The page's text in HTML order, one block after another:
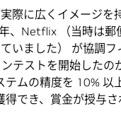
際に広くイメージを
、Netflix （当時は郵
いました） が協調
テストを開始したの
ムの精度を 10% 以
得でき、賞金が授与